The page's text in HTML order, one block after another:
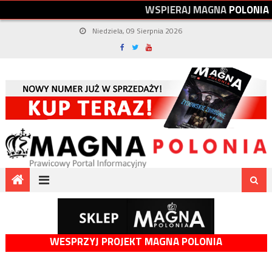
WSPIERAJMAGNAPOLONIA
Niedziela, 09 Sierpnia 2026
WESPRZYJ PROJEKT MAGNA POLONIA